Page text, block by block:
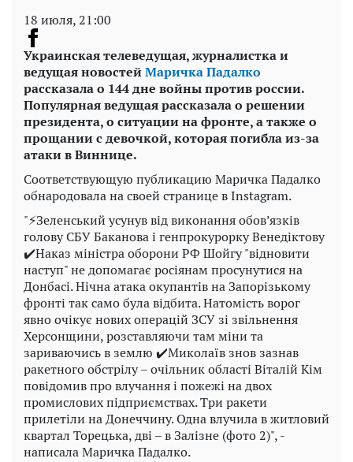
18 июля, 21:00
Украинская телеведущая, журналистка и
ведущая новостейМаричка Падалко
рассказала о 144 дне войны против россии.
Популярная ведущая рассказала о решении
президента, о ситуации на фронте, а также о
прощании с девочкой, которая погибла из-за
атаки в Виннице.
Соответствующую публикацию Маричка Падалко
обнародовала на своей странице в Instagram.
"⚡️Зеленський усунув від виконання обов’язків
голову СБУ Баканова і генпрокурорку Венедіктову
✔️Наказ міністра оборони РФ Шойгу "відновити
наступ" не допомагає росіянам просунутися на
Донбасі. Нічна атака окупантів на Запорізькому
фронті так само була відбита. Натомість ворог
явно очікує нових операцій ЗСУ зі звільнення
Херсонщини, розставляючи там міни та
зариваючись в землю ✔️Миколаїв знов зазнав
ракетного обстрілу – очільник області Віталій Кім
повідомив про влучання і пожежі на двох
промислових підприємствах. Три ракети
прилетіли на Донеччину. Одна влучила в житловий
квартал Торецька, дві – в Залізне (фото 2)", -
написала Маричка Падалко.